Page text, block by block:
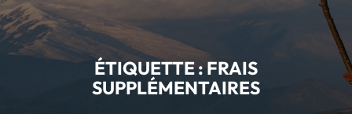
ÉTIQUETTE :FRAIS
SUPPLÉMENTAIRES